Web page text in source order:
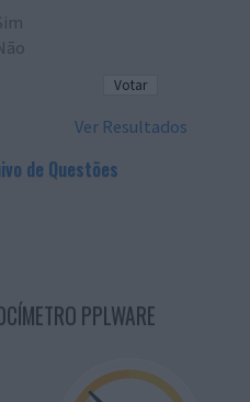
Ver Resultados
de Questões
PPLWARE